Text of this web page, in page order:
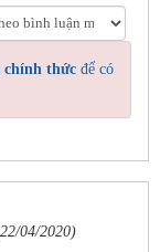
chính thức để có
04/2020)